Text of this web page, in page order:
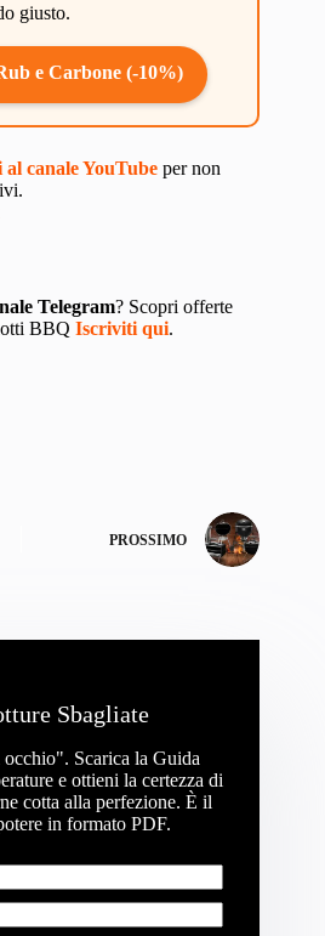
giusto.
e Carbone (-10%)
canale YouTube per non
Telegram? Scopri offerte
BBQ Iscriviti qui.
PROSSIMO
Sbagliate
Scarica la Guida
e ottieni la certezza di
cotta alla perfezione. È il
in formato PDF.